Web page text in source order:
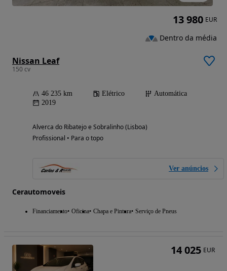
Nissan Leaf
150 cv
46 235 km Elétrico
Automática
2019
Alverca do Ribatejo e Sobralinho (Lisboa)
Profissional • Para o topo
Ver anúncios
Cerautomoveis
Financiamento Oficina Chapa e Pintura Serviço de Pneus
13 980 EUR
Dentro da média
14 025 EUR